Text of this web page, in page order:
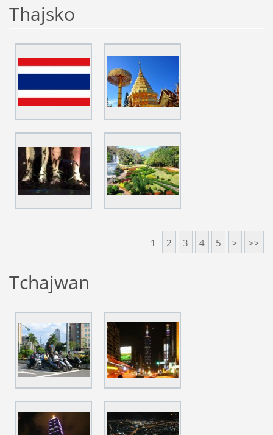
Thajsko
1 2 3 4 5 > >>
Tchajwan